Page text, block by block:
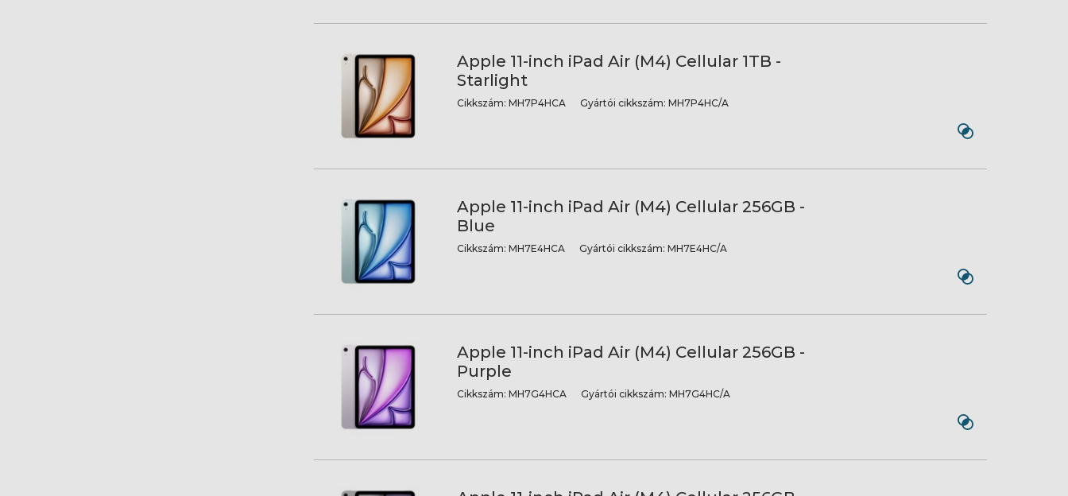
Apple 11-inch iPad Air (M4) Cellular 1TB -
Starlight
Cikkszám: MH7P4HCA Gyártói cikkszám: MH7P4HC/A
Apple 11-inch iPad Air (M4) Cellular 256GB -
Blue
Cikkszám: MH7E4HCA Gyártói cikkszám: MH7E4HC/A
Apple 11-inch iPad Air (M4) Cellular 256GB -
Purple
Cikkszám: MH7G4HCA Gyártói cikkszám: MH7G4HC/A